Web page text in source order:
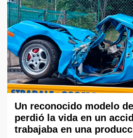
Un reconocido modelo
perdió la vida en un
trabajaba en una